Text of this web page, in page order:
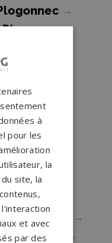
→
→
→
→
l'Abbé
→
Guénolé
→
Renan
→
à
pour les
la
site, la
et avec
par des